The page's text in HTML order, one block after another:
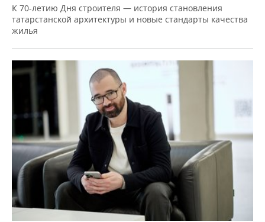
К 70-летию Дня строителя — история становления
татарстанской архитектуры и новые стандарты качества
жилья